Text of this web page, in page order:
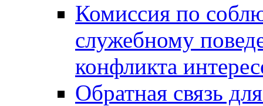
Комиссия по
служебному
конфликта
Обратная связь